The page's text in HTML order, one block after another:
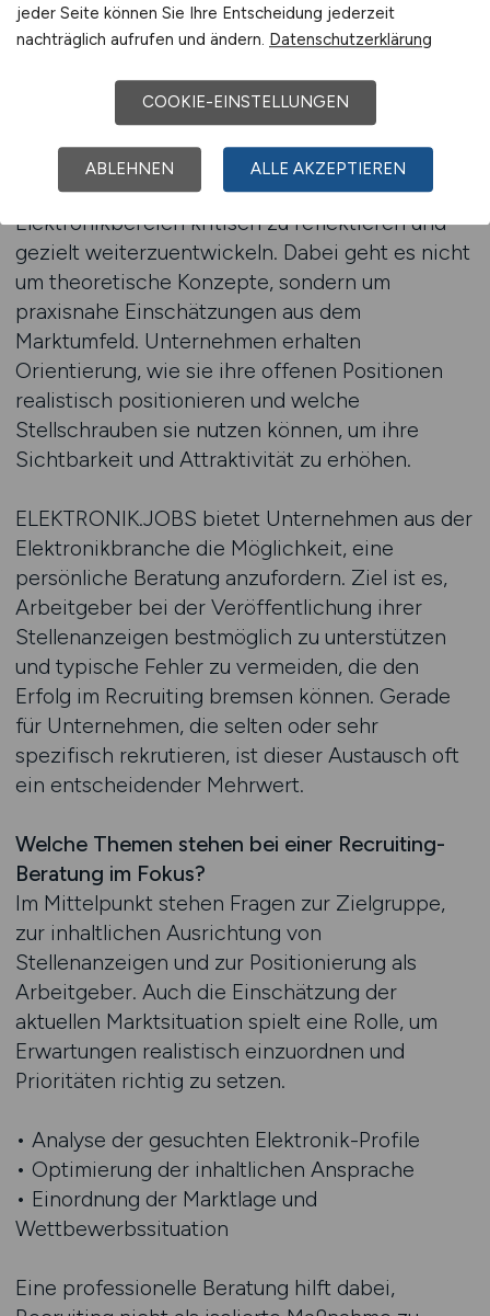
nicht aus, einfach nur eine Anzeige zu
veröffentlichen. Vielmehr ist ein grundlegendes
Verständnis für Zielgruppen, Erwartungen und
Marktmechanismen erforderlich.
Eine fundierte Recruiting-Beratung unterstützt
Arbeitgeber dabei, ihre Personalstrategie im
Elektronikbereich kritisch zu reflektieren und
gezielt weiterzuentwickeln. Dabei geht es nicht
um theoretische Konzepte, sondern um
praxisnahe Einschätzungen aus dem
Marktumfeld. Unternehmen erhalten
Orientierung, wie sie ihre offenen Positionen
realistisch positionieren und welche
Stellschrauben sie nutzen können, um ihre
Sichtbarkeit und Attraktivität zu erhöhen.
ELEKTRONIK.JOBS bietet Unternehmen aus der
Elektronikbranche die Möglichkeit, eine
persönliche Beratung anzufordern. Ziel ist es,
Arbeitgeber bei der Veröffentlichung ihrer
Stellenanzeigen bestmöglich zu unterstützen
und typische Fehler zu vermeiden, die den
Erfolg im Recruiting bremsen können. Gerade
für Unternehmen, die selten oder sehr
spezifisch rekrutieren, ist dieser Austausch oft
ein entscheidender Mehrwert.
Welche Themen stehen bei einer Recruiting-
Beratung im Fokus?
Im Mittelpunkt stehen Fragen zur Zielgruppe,
zur inhaltlichen Ausrichtung von
Stellenanzeigen und zur Positionierung als
Arbeitgeber. Auch die Einschätzung der
aktuellen Marktsituation spielt eine Rolle, um
Erwartungen realistisch einzuordnen und
Prioritäten richtig zu setzen.
• Analyse der gesuchten Elektronik-Profile
• Optimierung der inhaltlichen Ansprache
• Einordnung der Marktlage und
Wettbewerbssituation
Eine professionelle Beratung hilft dabei,
jeder Seite können Sie Ihre Entscheidung jederzeit
nachträglich aufrufen und ändern. Datenschutzerklärung
COOKIE-EINSTELLUNGEN
ABLEHNEN ALLE AKZEPTIEREN